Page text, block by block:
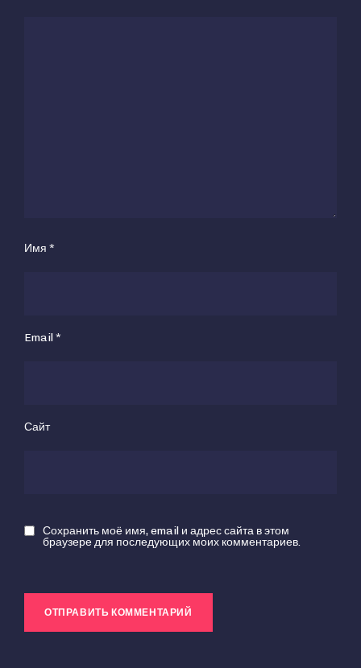
Имя *
Email*
Сайт
Сохранить моё имя, email и адрес сайта в этом
браузере для последующих моих комментариев.